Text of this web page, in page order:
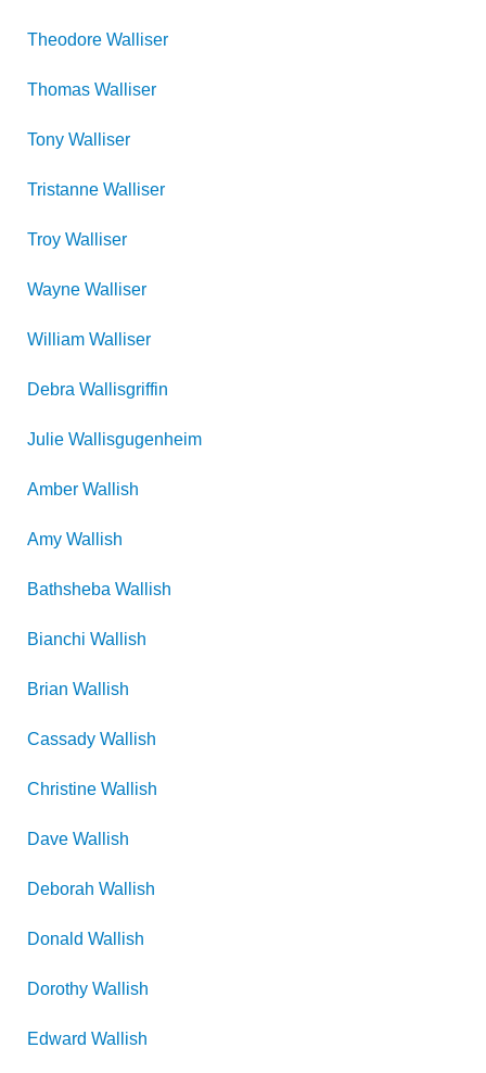
Theodore Walliser
Thomas Walliser
Tony Walliser
Tristanne Walliser
Troy Walliser
Wayne Walliser
William Walliser
Debra Wallisgriffin
Julie Wallisgugenheim
Amber Wallish
Amy Wallish
Bathsheba Wallish
Bianchi Wallish
Brian Wallish
Cassady Wallish
Christine Wallish
Dave Wallish
Deborah Wallish
Donald Wallish
Dorothy Wallish
Edward Wallish